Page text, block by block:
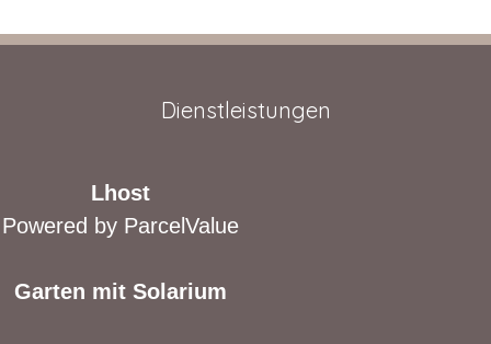
Dienstleistungen
Lhost
Powered by ParcelValue
Garten mit Solarium